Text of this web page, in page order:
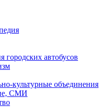
городских автобусов
культурные объединения
СМИ